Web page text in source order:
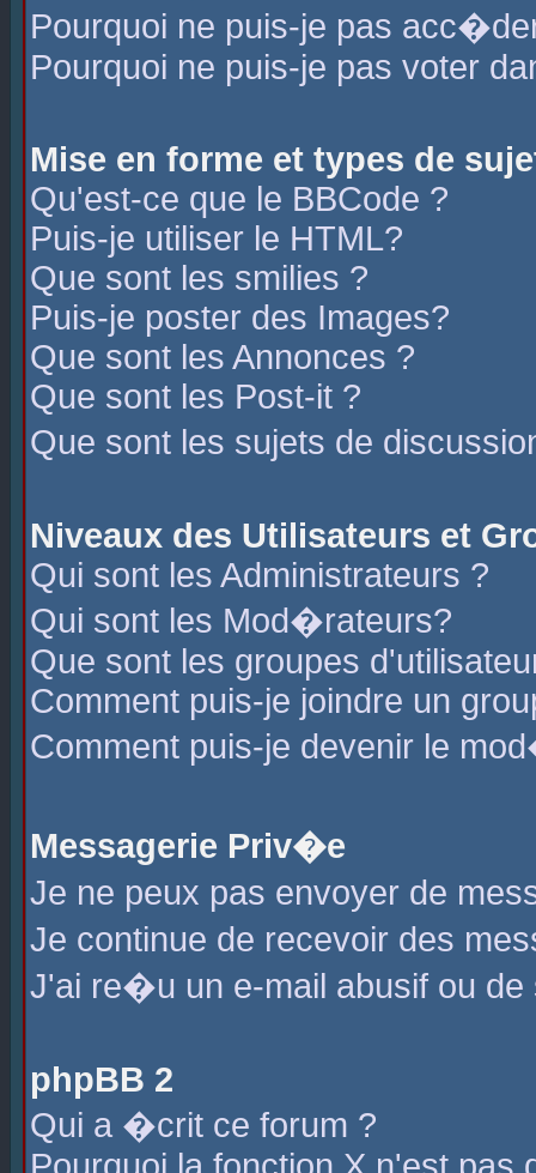
Pourquoi ne puis-je pas
Pourquoi ne puis-je pas voter
Mise en forme et types de
Qu'est-ce que le BBCode ?
Puis-je utiliser le HTML?
Que sont les smilies ?
Puis-je poster des Images?
Que sont les Annonces ?
Que sont les Post-it ?
Que sont les sujets de
Niveaux des Utilisateurs et
Qui sont les Administrateurs ?
Qui sont les Mod�rateurs?
Que sont les groupes
Comment puis-je joindre un
Comment puis-je devenir le
Messagerie Priv�e
Je ne peux pas envoyer de
Je continue de recevoir des
J'ai re�u un e-mail abusif ou de
phpBB 2
Qui a �crit ce forum ?